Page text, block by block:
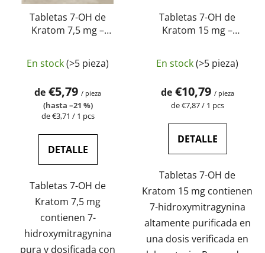
Tabletas 7-OH de
Kratom 7,5 mg –
hidroxymitragynina |
GreenGuru
valoración
media
del
producto
es
de
4,7
sobre
5
estrellas.
En stock(>5 pieza)
de €5,79 / pieza
(hasta –21 %)
Precio
la
medida:
de €3,71 / 1 pcs
DETALLE
Tabletas 7-OH de
Kratom 7,5 mg
contienen 7-
hidroxymitragynina
pura y dosificada con
Tabletas 7-OH de
Kratom 15 mg –
hidroxymitragynina |
GreenGuru
valoración
media
del
es
sobre
5
estrellas.
En stock(>5 pieza)
de€10,79 / pieza
Precio
la
medida:
de €7,87 / 1 pcs
DETALLE
Tabletas 7-OH de
Kratom 15 mg contienen
7-hidroxymitragynina
altamente purificada en
una dosis verificada en